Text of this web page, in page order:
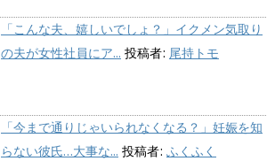
「こんな夫、嬉しいでしょ？」イクメン気取り
の夫が女性社員にア... 投稿者: 尾持トモ
「今まで通りじゃいられなくなる？」妊娠を知
らない彼氏…大事な... 投稿者: ふくふく